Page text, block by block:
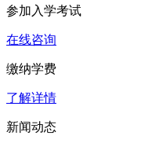
参加入学考试
在线咨询
缴纳学费
了解详情
新闻动态